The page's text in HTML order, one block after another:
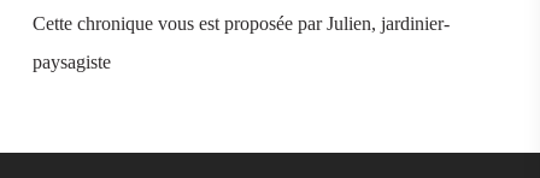
Cette chronique vous est proposée par Julien, jardinier-
paysagiste